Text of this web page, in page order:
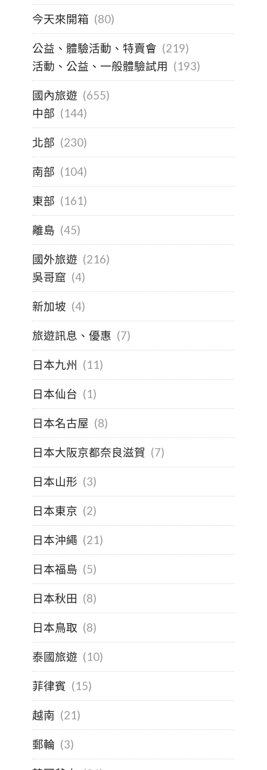
今天來開箱 (80)
公益、體驗活動、特賣會 (219)
活動、公益、一般體驗試用 (193)
國內旅遊 (655)
中部 (144)
北部 (230)
南部 (104)
東部 (161)
離島 (45)
國外旅遊 (216)
吳哥窟 (4)
新加坡 (4)
旅遊訊息、優惠 (7)
日本九州 (11)
日本仙台 (1)
日本名古屋 (8)
日本大阪京都奈良滋賀 (7)
日本山形 (3)
日本東京 (2)
日本沖繩 (21)
日本福島 (5)
日本秋田 (8)
日本鳥取 (8)
泰國旅遊 (10)
菲律賓 (15)
越南 (21)
郵輪 (3)